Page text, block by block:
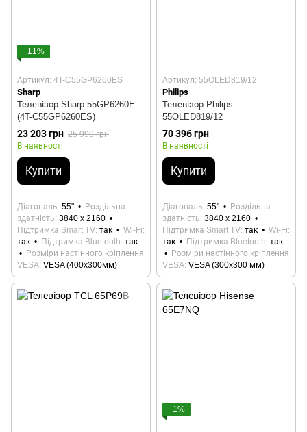
−11%
Артикул: 4T-C55GP6260ES
Sharp
Телевізор Sharp 55GP6260E
(4T-C55GP6260ES)
23 203 грн 25 999 грн
В наявності
Купити
Діагональ 55"
Роздільна
здатність 3840 x 2160
Підтримка Smart TV так
Wi-Fi
так
Підтримка Bluetooth так
Розміри настінного кріплення
VESA VESA (400x300мм)
Артикул: 55OLED819/12
Philips
Телевізор Philips
55OLED819/12
70 396 грн
В наявності
Купити
Діагональ 55"
Роздільна
здатність 3840 x 2160
Підтримка Smart TV так
Wi-Fi
так
Підтримка Bluetooth так
Розміри настінного кріплення
VESA VESA (300x300 мм)
−1%